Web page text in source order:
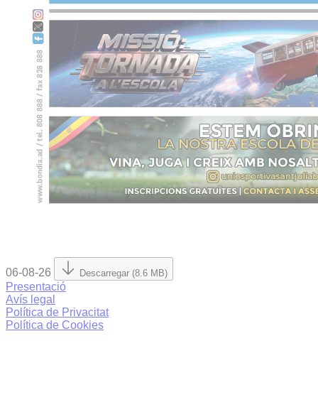
06-08-26 Descarregar (8.6 MB)
Presentació
Avís legal
Política de Privacitat
Política de Cookies